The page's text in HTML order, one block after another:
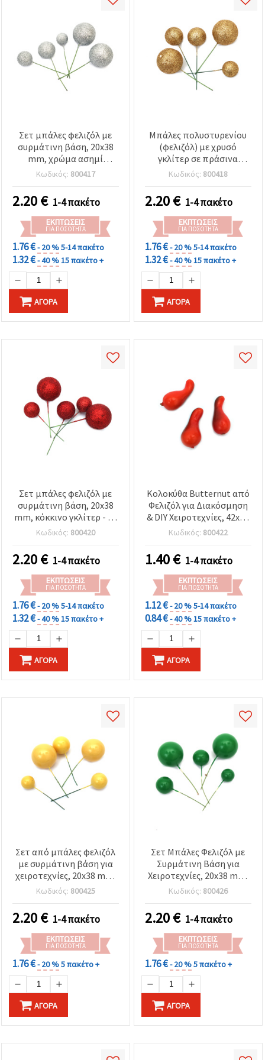
Σετ μπάλες φελιζόλ με
συρμάτινη βάση, 20x38
mm, χρώμα ασημί
γκλίτερ - 20 τεμ.
Κωδικός: 800417
2.20€ 1-4 πακέτο
ΕΚΠΤΏΣΕΙΣ
ΓΙΑ ΠΟΣΌΤΗΤΑ
1.76 €- 20 %5-14 πακέτο
1.32 €- 40 %15 πακέτο +
ΑΓΟΡΆ
Μπάλες πολυστυρενίου
(φελιζόλ) με χρυσό
γκλίτερ σε πράσινα
συρμάτινα κοτσάνια, 20 x
38 mm, συσκευασία 20
τεμ. – Διακοσμητικές
πίκες χειροτεχνίας για
DIY ανθοσυνθέσεις,
στεφάνια, στολίδια &
εορταστική διακόσμηση
Κωδικός: 800418
2.20€ 1-4 πακέτο
ΕΚΠΤΏΣΕΙΣ
ΓΙΑ ΠΟΣΌΤΗΤΑ
1.76 €- 20 %5-14 πακέτο
1.32 €- 40 %15 πακέτο +
ΑΓΟΡΆ
Σετ μπάλες φελιζόλ με
συρμάτινη βάση, 20x38
mm, κόκκινο γκλίτερ - 20
τεμ.
Κωδικός: 800420
2.20€ 1-4 πακέτο
ΕΚΠΤΏΣΕΙΣ
ΓΙΑ ΠΟΣΌΤΗΤΑ
1.76 €- 20 %5-14 πακέτο
1.32 €- 40 %15 πακέτο +
ΑΓΟΡΆ
Κολοκύθα Butternut από
Φελιζόλ για Διακόσμηση
& DIY Χειροτεχνίες, 42x19
mm - 10 τεμάχια
Κωδικός: 800422
1.40€ 1-4 πακέτο
ΕΚΠΤΏΣΕΙΣ
ΓΙΑ ΠΟΣΌΤΗΤΑ
1.12 €- 20 %5-14 πακέτο
0.84 €- 40 %15 πακέτο +
ΑΓΟΡΆ
Σετ από μπάλες φελιζόλ
με συρμάτινη βάση για
χειροτεχνίες, 20x38 mm,
κίτρινες, 20 τεμ.
Κωδικός: 800425
2.20€ 1-4 πακέτο
ΕΚΠΤΏΣΕΙΣ
ΓΙΑ ΠΟΣΌΤΗΤΑ
1.76 €- 20 %5 πακέτο +
ΑΓΟΡΆ
Σετ Μπάλες Φελιζόλ με
Συρμάτινη Βάση για
Χειροτεχνίες, 20x38 mm,
Πράσινες, 20 τεμ.
Κωδικός: 800426
2.20€ 1-4 πακέτο
ΕΚΠΤΏΣΕΙΣ
ΓΙΑ ΠΟΣΌΤΗΤΑ
1.76 €- 20 %5 πακέτο +
ΑΓΟΡΆ